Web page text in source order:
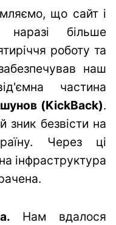
що сайт і
наразі більше
роботу та
наш
частина
(KickBack).
зник безвісти на
Через ці
інфраструктура
Нам вдалося